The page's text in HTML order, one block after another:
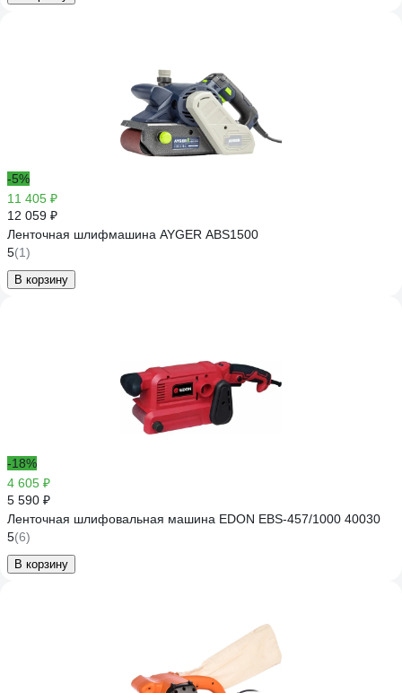
-5%
11 405 ₽
12 059 ₽
Ленточная шлифмашина AYGER ABS1500
5(1)
В корзину
-18%
4 605 ₽
5 590 ₽
Ленточная шлифовальная машина EDON EBS-457/1000 40030
5(6)
В корзину